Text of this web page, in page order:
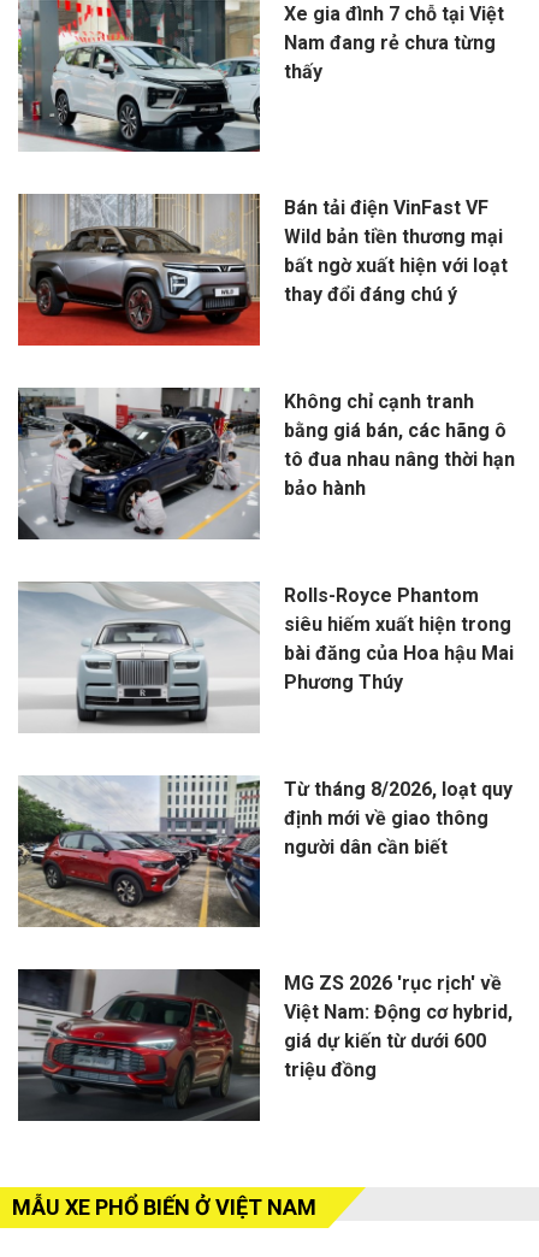
Xe gia đình 7 chỗ tại Việt
Nam đang rẻ chưa từng
thấy
Bán tải điện VinFast VF
Wild bản tiền thương mại
bất ngờ xuất hiện với loạt
thay đổi đáng chú ý
Không chỉ cạnh tranh
bằng giá bán, các hãng ô
tô đua nhau nâng thời hạn
bảo hành
Rolls-Royce Phantom
siêu hiếm xuất hiện trong
bài đăng của Hoa hậu Mai
Phương Thúy
Từ tháng 8/2026, loạt quy
định mới về giao thông
người dân cần biết
MG ZS 2026 'rục rịch' về
Việt Nam: Động cơ hybrid,
giá dự kiến từ dưới 600
triệu đồng
MẪU XE PHỔ BIẾN Ở VIỆT NAM